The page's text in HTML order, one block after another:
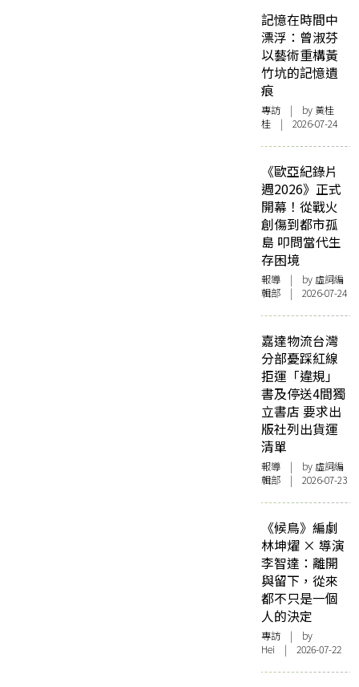
記憶在時間中
漂浮：曾淑芬
以藝術重構黃
竹坑的記憶遺
痕
專訪 | by 黃桂
桂 | 2026-07-24
《歐亞紀錄片
週2026》正式
開幕！從戰火
創傷到都市孤
島 叩問當代生
存困境
報導 | by 虛詞編
輯部 | 2026-07-24
嘉達物流台灣
分部憂踩紅線
拒運「違規」
書及停送4間獨
立書店 要求出
版社列出貨運
清單
報導 | by 虛詞編
輯部 | 2026-07-23
《候鳥》編劇
林坤燿 × 導演
李智達：離開
與留下，從來
都不只是一個
人的決定
專訪 | by
Hei | 2026-07-22